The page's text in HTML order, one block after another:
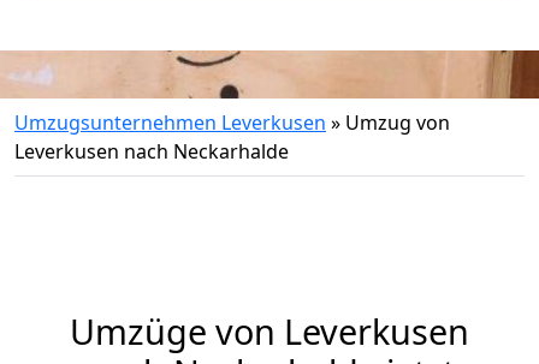
Umzugsunternehmen Leverkusen » Umzug von
Leverkusen nach Neckarhalde
Umzüge von Leverkusen